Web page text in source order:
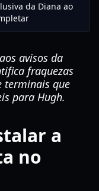
da Diana ao
avisos da
fraquezas
terminais que
para Hugh.
a
no